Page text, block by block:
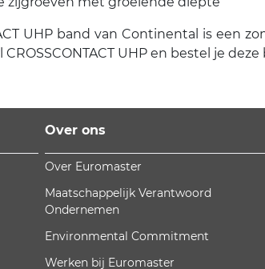
UHP band van Continental is een
UHP en bestel je
Over ons
Over Euromaster
Maatschappelijk Verantwoord
Ondernemen
Environmental Commitment
Werken bij Euromaster